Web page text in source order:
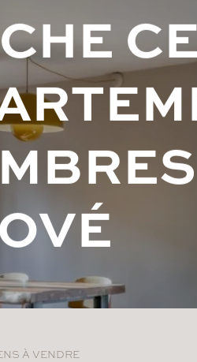
CHE C
RTEM
MBRES
VÉ
À VENDRE